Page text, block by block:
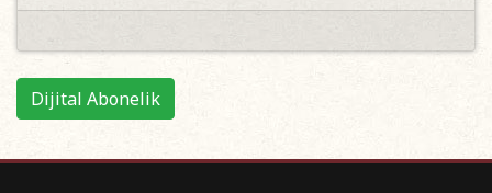
Dijital Abonelik